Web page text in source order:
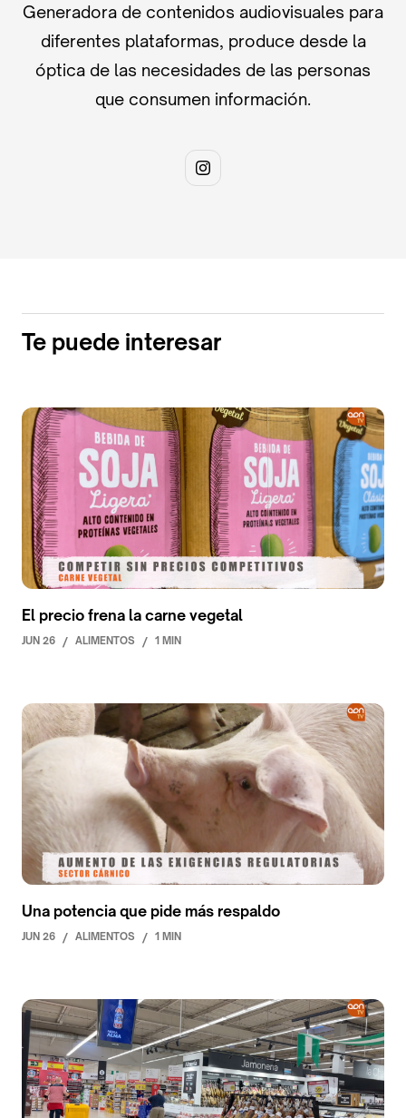
Generadora de contenidos audiovisuales para
diferentes plataformas, produce desde la
óptica de las necesidades de las personas
que consumen información.
Te puede interesar
El precio frena la carne vegetal
JUN 26 / ALIMENTOS / 1 MIN
Una potencia que pide más respaldo
JUN 26 / ALIMENTOS / 1 MIN